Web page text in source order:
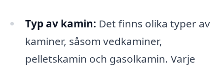
Typ av kamin: Det finns olika typer av
kaminer, såsom vedkaminer,
pelletskamin och gasolkamin. Varje